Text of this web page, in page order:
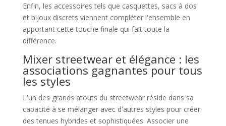
Enfin, les accessoires tels que casquettes, sacs à dos
et bijoux discrets viennent compléter l'ensemble en
apportant cette touche finale qui fait toute la
différence.
Mixer streetwear et élégance : les
associations gagnantes pour tous
les styles
L'un des grands atouts du streetwear réside dans sa
capacité à se mélanger avec d'autres styles pour créer
des tenues hybrides et sophistiquées. Associer une